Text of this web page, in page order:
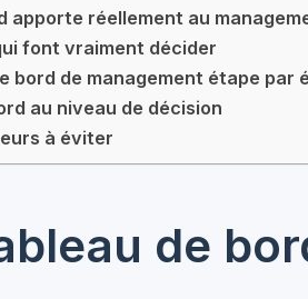
apporte réellement au
font vraiment décider
bord de management étape par
au niveau de décision
à éviter
de